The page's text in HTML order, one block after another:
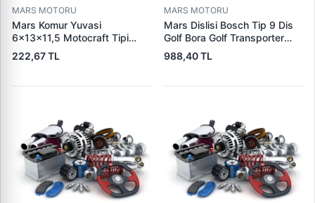
MARS MOTORU
Mars Komur Yuvasi
6×13×11,5 Motocraft Tipi
Ford Ranger Focus Fiesta
Connect (FO0731
5L8Z11000AC) | PARS PRS-
222,67 TL
MARS MOTORU
Mars Dislisi Bosch Tip 9 Dis
Golf Bora Golf Transporter
Seat Skoda (15713) | ZEN
1480 | OEM 1011480
988,40 TL